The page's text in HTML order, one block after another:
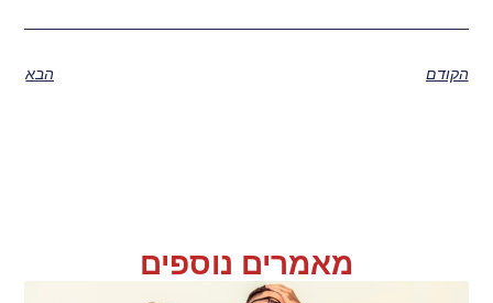
הקודם הבא
מאמרים נוספים